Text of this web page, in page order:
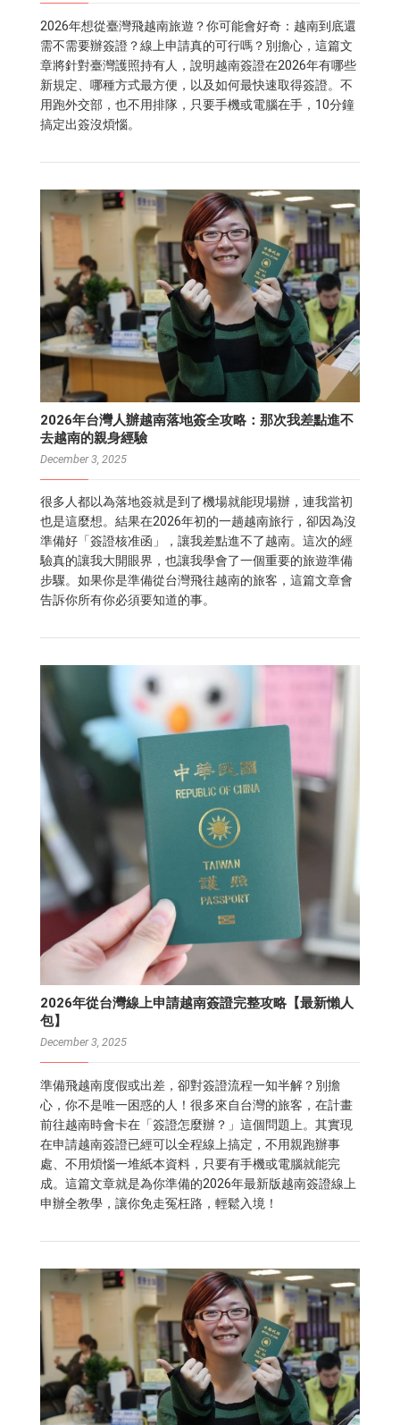
2026年想從臺灣飛越南旅遊？你可能會好奇：越南到底還
需不需要辦簽證？線上申請真的可行嗎？別擔心，這篇文
章將針對臺灣護照持有人，說明越南簽證在2026年有哪些
新規定、哪種方式最方便，以及如何最快速取得簽證。不
用跑外交部，也不用排隊，只要手機或電腦在手，10分鐘
搞定出簽沒煩惱。
2026年台灣人辦越南落地簽全攻略：那次我差點進不
去越南的親身經驗
December 3, 2025
很多人都以為落地簽就是到了機場就能現場辦，連我當初
也是這麼想。結果在2026年初的一趟越南旅行，卻因為沒
準備好「簽證核准函」，讓我差點進不了越南。這次的經
驗真的讓我大開眼界，也讓我學會了一個重要的旅遊準備
步驟。如果你是準備從台灣飛往越南的旅客，這篇文章會
告訴你所有你必須要知道的事。
2026年從台灣線上申請越南簽證完整攻略【最新懶人
包】
December 3, 2025
準備飛越南度假或出差，卻對簽證流程一知半解？別擔
心，你不是唯一困惑的人！很多來自台灣的旅客，在計畫
前往越南時會卡在「簽證怎麼辦？」這個問題上。其實現
在申請越南簽證已經可以全程線上搞定，不用親跑辦事
處、不用煩惱一堆紙本資料，只要有手機或電腦就能完
成。這篇文章就是為你準備的2026年最新版越南簽證線上
申辦全教學，讓你免走冤枉路，輕鬆入境！